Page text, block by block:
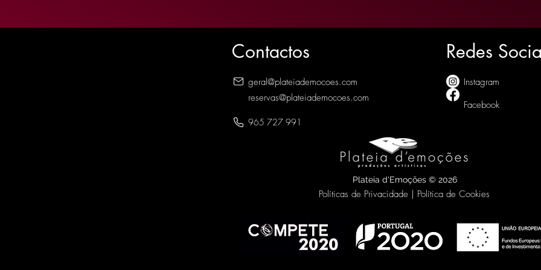
Contactos
geral@plateiademocoes.com
reservas@plateiademocoes.com
965 727 991
Redes
Instagram
Facebook
Plateia d'Emoções © 2026
Políticas de Privacidade | Política de Cookies